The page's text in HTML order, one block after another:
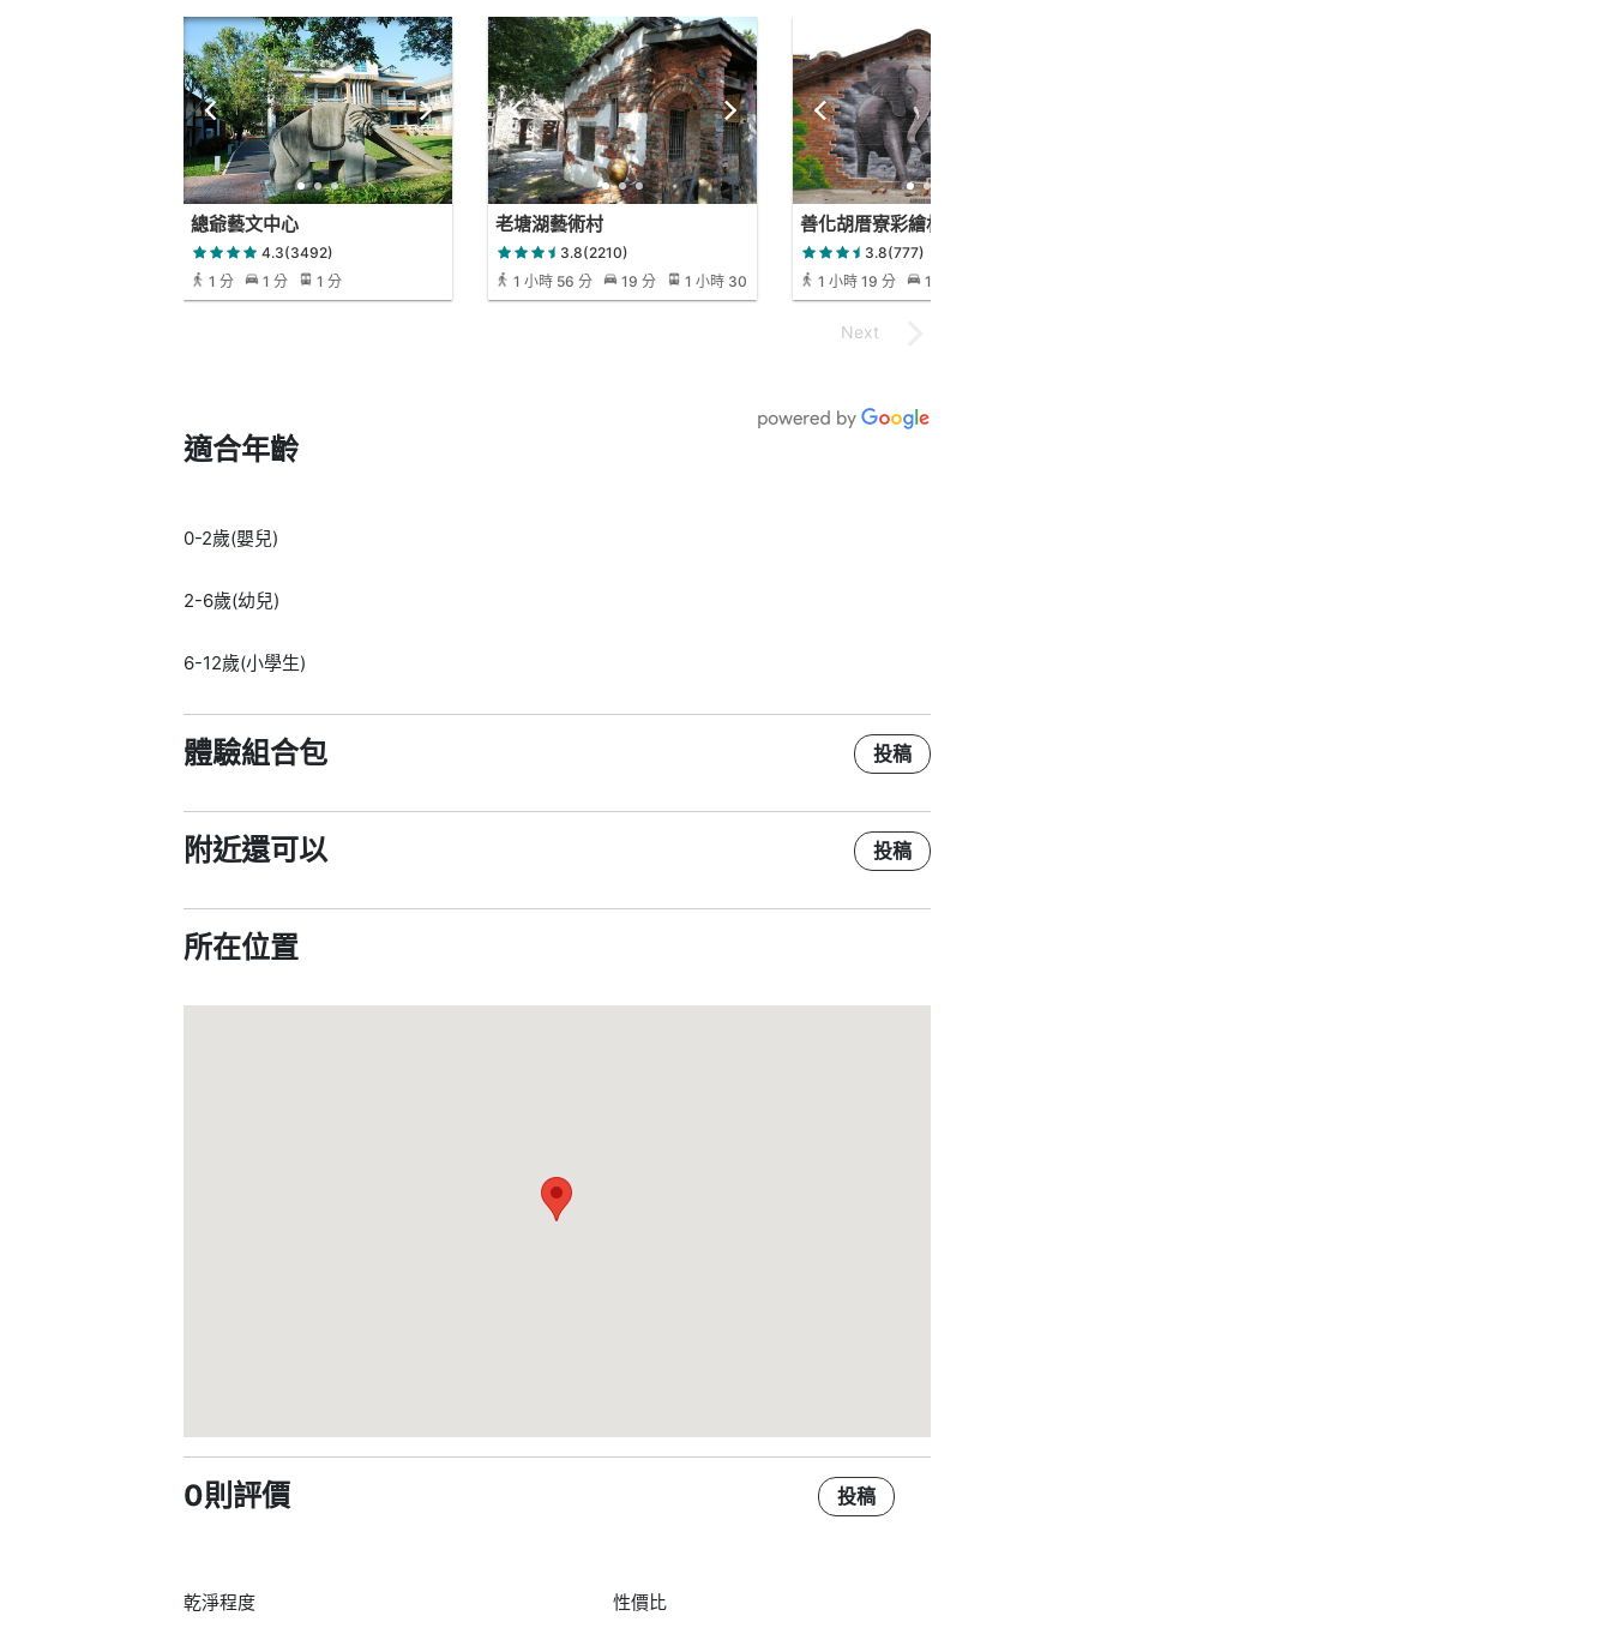
總爺藝文中心
4.3(3492)
1 分
1 分 1 分
老塘湖藝術村
3.8(2210)
1 小時 56 分
19 分
1 小時 30
分
善化胡厝寮彩繪村
3.8(777)
1 小時 19 分
11 分
適合年齡
0-2歲(嬰兒)
2-6歲(幼兒)
6-12歲(小學生)
體驗組合包 投稿
附近還可以 投稿
所在位置
0則評價 投稿
乾淨程度 性價比